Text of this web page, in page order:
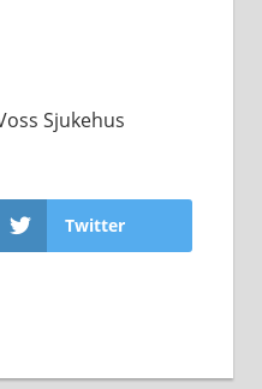
Sjukehus
Twitter